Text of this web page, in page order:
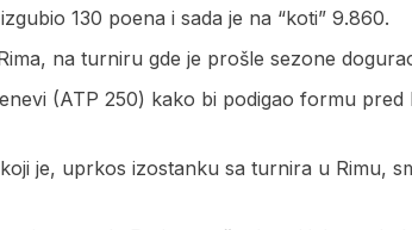
130 poena i sada je na “koti” 9.860.
na turniru gde je prošle sezone
(ATP 250) kako bi podigao formu pred
je, uprkos izostanku sa turnira u Rimu,